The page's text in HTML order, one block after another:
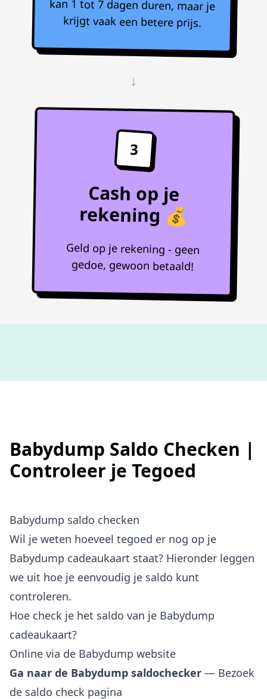
krijgt vaak een betere prijs.
↓
3
Cash op je
rekening 💰
Geld op je rekening - geen
gedoe, gewoon betaald!
Babydump Saldo Checken |
Controleer je Tegoed
Babydump saldo checken
Wil je weten hoeveel tegoed er nog op je
Babydump cadeaukaart staat? Hieronder leggen
we uit hoe je eenvoudig je saldo kunt
controleren.
Hoe check je het saldo van je Babydump
cadeaukaart?
Online via de Babydump website
Ga naar de Babydump saldochecker — Bezoek
de saldo check pagina